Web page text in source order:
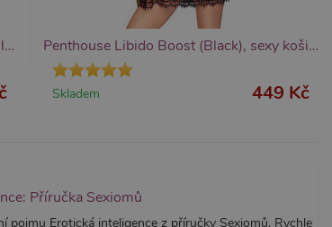
Penthouse All Yours (Black), svůdná košilka Penthouse Libido Boost (Black), sexy košilka s výstřihem
Skladem 449 Kč
Příručka Sexiomů
pojmu Erotická inteligence z příručky Sexiomů. Rychle